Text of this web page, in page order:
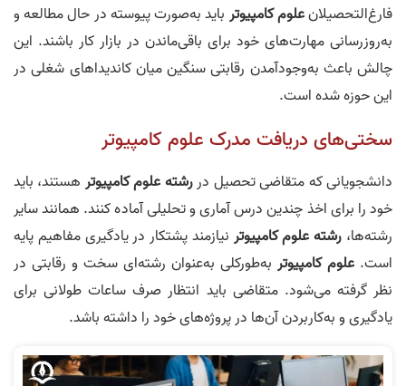
فارغ‌التحصیلانعلوم کامپیوتر باید به‌صورت پیوسته در حال مطالعه و
به‌روزرسانی مهارت‌های خود برای باقی‌ماندن در بازار کار باشند. این
چالش باعث به‌وجودآمدن رقابتی سنگین میان کاندیداهای شغلی در
این حوزه شده است.
سختی‌های دریافت مدرک علوم کامپیوتر
دانشجویانی که متقاضی تحصیل دررشته علوم کامپیوتر هستند، باید
خود را برای اخذ چندین درس آماری و تحلیلی آماده کنند. همانند سایر
رشته‌ها، رشته علوم کامپیوتر نیازمند پشتکار در یادگیری مفاهیم پایه
است. علوم کامپیوتر به‌طورکلی به‌عنوان رشته‌ای سخت و رقابتی در
نظر گرفته می‌شود. متقاضی باید انتظار صرف ساعات طولانی برای
یادگیری و به‌کاربردن آن‌ها در پروژه‌های خود را داشته باشد.